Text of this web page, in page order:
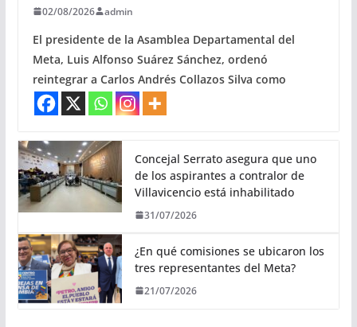
02/08/2026 admin
El presidente de la Asamblea Departamental del
Meta, Luis Alfonso Suárez Sánchez, ordenó
reintegrar a Carlos Andrés Collazos Silva como
Concejal Serrato asegura que uno
de los aspirantes a contralor de
Villavicencio está inhabilitado
31/07/2026
¿En qué comisiones se ubicaron los
tres representantes del Meta?
21/07/2026